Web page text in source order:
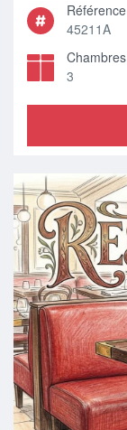
Référence
45211A
Chambres
3